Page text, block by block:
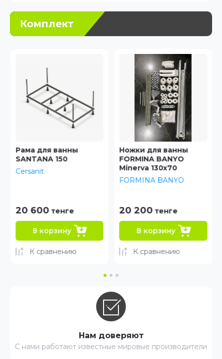
Комплект
Рама для ванны
SANTANA 150
Cersanit
20 600 тенге
В корзину
К сравнению
Ножки для ванны
FORMINA BANYO
Minerva 130x70
FORMINA BANYO
20 200 тенге
В корзину
К сравнению
Нам доверяют
С нами работают известные мировые производители